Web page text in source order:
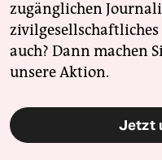
zugänglichen
zivilgesellschaftliches
auch? Dann machen
unsere Aktion.
Jetzt